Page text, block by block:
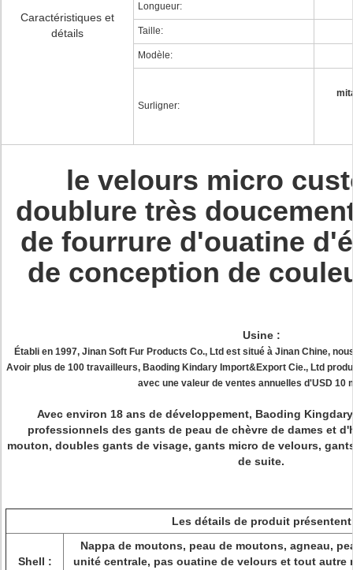
Caractéristiques et
détails
Longueur:
Taille:
Modèle:
Surligner:
le velours micro
doublure très
de fourrure d'ouatine
de conception de
Usine :
Établi en 1997, Jinan Soft Fur Products Co., Ltd est situé à Jinan Chine,
Avoir plus de 100 travailleurs, Baoding Kindary Import&Export Cie., Ltd
avec une valeur de ventes annuelles d'USD 10
Avec environ 18 ans de développement, Baoding
professionnels des gants de peau de chèvre de dames et
mouton, doubles gants de visage, gants micro de velours,
de suite.
Les détails de produit présentent
Shell :
Nappa de moutons, peau de moutons, agneau,
unité centrale, pas ouatine de velours et tout autre